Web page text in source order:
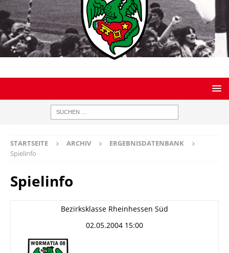
STARTSEITE ARCHIV
ERGEBNISDATENBANK
Spielinfo
Spielinfo
Bezirksklasse Rheinhessen Süd
02.05.2004 15:00